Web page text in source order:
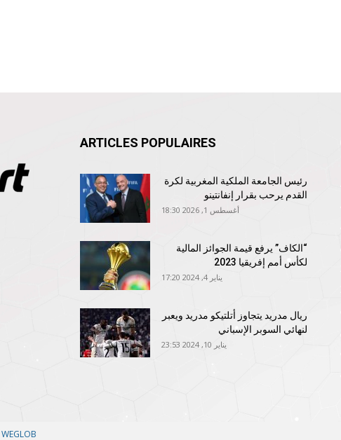
ARTICLES POPULAIRES
رئيس الجامعة الملكية المغربية لكرة
القدم يرحب بقرار إنفانتينو
أغسطس 1, 2026 18:30
“الكاف” يرفع قيمة الجوائز المالية
لكأس أمم إفريقيا 2023
يناير 4, 2024 17:20
ريال مدريد يتجاوز أتلتيكو مدريد ويعبر
لنهائي السوبر الإسباني
يناير 10, 2024 23:53
WEGLOB